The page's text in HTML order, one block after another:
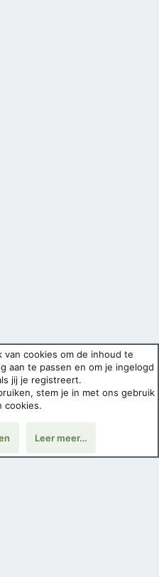
van cookies om de inhoud te
aan te passen en om je ingelogd
jij je registreert.
stem je in met ons gebruik
cookies.
Leer meer…